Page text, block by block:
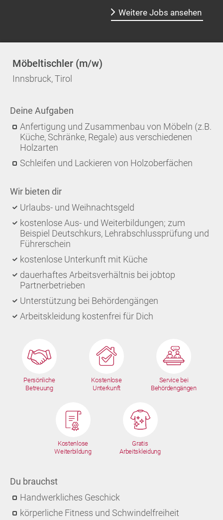
Weitere Jobs ansehen
Möbeltischler (m/w)
Innsbruck, Tirol
Deine Aufgaben
Anfertigung und Zusammenbau von Möbeln (z.B.
Küche, Schränke, Regale) aus verschiedenen
Holzarten
Schleifen und Lackieren von Holzoberfächen
Wir bieten dir
Urlaubs- und Weihnachtsgeld
kostenlose Aus- und Weiterbildungen; zum
Beispiel Deutschkurs, Lehrabschlussprüfung und
Führerschein
kostenlose Unterkunft mit Küche
dauerhaftes Arbeitsverhältnis bei jobtop
Partnerbetrieben
Unterstützung bei Behördengängen
Arbeitskleidung kostenfrei für Dich
Persönliche
Betreuung
Kostenlose
Unterkunft
Service bei
Behördengängen
Kostenlose
Weiterbildung
Gratis
Arbeitskleidung
Du brauchst
Handwerkliches Geschick
körperliche Fitness und Schwindelfreiheit